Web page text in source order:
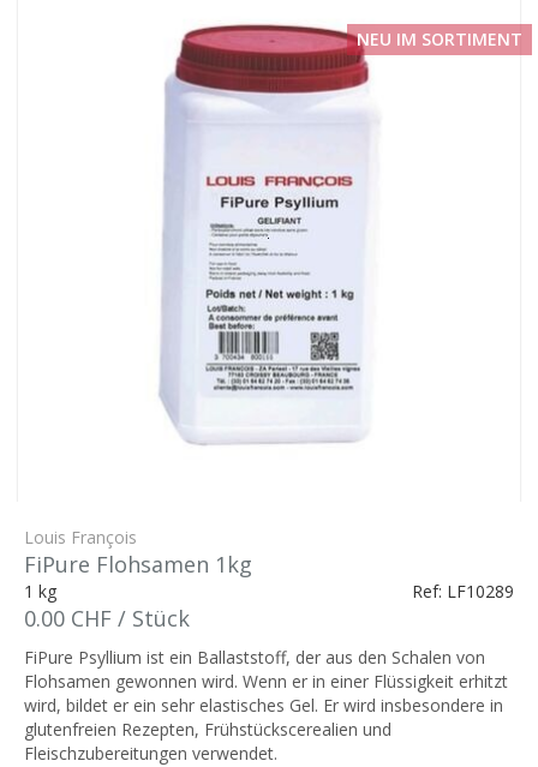
NEU IM SORTIMENT
Louis François
FiPure Flohsamen 1kg
1 kg Ref: LF10289
0.00 CHF / Stück
FiPure Psyllium ist ein Ballaststoff, der aus den Schalen von
Flohsamen gewonnen wird. Wenn er in einer Flüssigkeit erhitzt
wird, bildet er ein sehr elastisches Gel. Er wird insbesondere in
glutenfreien Rezepten, Frühstückscerealien und
Fleischzubereitungen verwendet.